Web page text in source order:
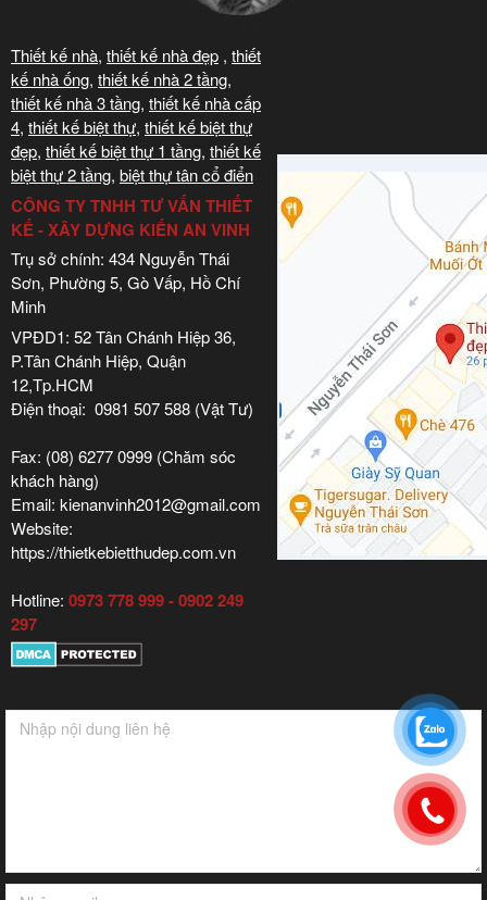
Thiết kế nhà, thiết kế nhà đẹp , thiết
kế nhà ống, thiết kế nhà 2 tầng,
thiết kế nhà 3 tầng, thiết kế nhà cấp
4, thiết kế biệt thự, thiết kế biệt thự
đẹp, thiết kế biệt thự 1 tầng, thiết kế
biệt thự 2 tầng, biệt thự tân cổ điển
CÔNG TY TNHH TƯ VẤN THIẾT
KẾ - XÂY DỰNG KIẾN AN VINH
Trụ sở chính: 434 Nguyễn Thái
Sơn, Phường 5, Gò Vấp, Hồ Chí
Minh
VPĐD1: 52 Tân Chánh Hiệp 36,
P.Tân Chánh Hiệp, Quận
12,Tp.HCM
Điện thoại: 0981 507 588 (Vật Tư)
Fax: (08) 6277 0999 (Chăm sóc
khách hàng)
Email: kienanvinh2012@gmail.com
Website:
https://thietkebietthudep.com.vn
Hotline: 0973 778 999 - 0902 249
297